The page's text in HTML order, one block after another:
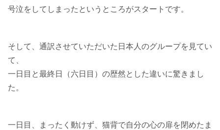
号泣をしてしまったというところがスタートです。
そして、通訳させていただいた日本人のグループを見てい
て、
一日目と最終日（六日目）の歴然とした違いに驚きまし
た。
一日目、まったく動けず、猫背で自分の心の扉を閉めたま